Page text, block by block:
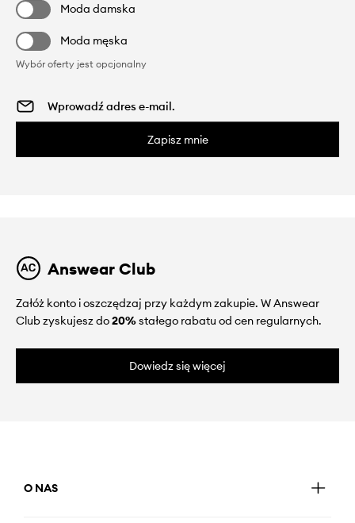
Moda damska
Moda męska
Wybór oferty jest opcjonalny
Zapisz mnie
Answear Club
Załóż konto i oszczędzaj przy każdym zakupie. W Answear
Club zyskujesz do20%stałego rabatu od cen regularnych.
Dowiedz się więcej
O NAS